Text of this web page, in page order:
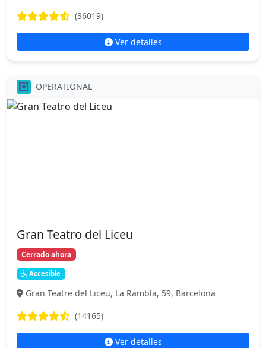
(36019)
Ver detalles
OPERATIONAL
Gran Teatro del Liceu
Cerrado ahora
Accesible
Gran Teatre del Liceu, La Rambla, 59, Barcelona
(14165)
Ver detalles